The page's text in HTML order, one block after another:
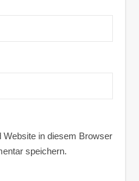
in diesem Browser
speichern.